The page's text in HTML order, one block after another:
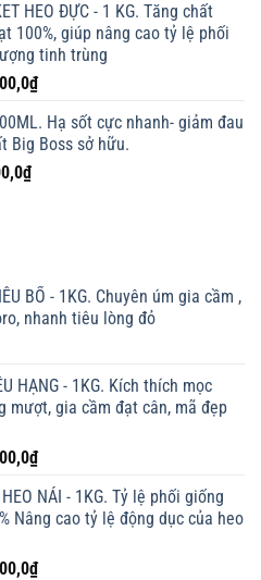
HEO ĐỰC - 1 KG. Tăng chất
100%, giúp nâng cao tỷ lệ phối
tinh trùng
₫Giá
tại
là:
Hạ sốt cực nhanh- giảm đau
Big Boss sở hữu.
₫Khoảng
98.000,0₫
BỔ - 1KG. Chuyên úm gia cầm ,
nhanh tiêu lòng đỏ
HẠNG - 1KG. Kích thích mọc
mượt, gia cầm đạt cân, mã đẹp
₫Giá
tại
là:
HEO NÁI - 1KG. Tỷ lệ phối giống
Nâng cao tỷ lệ động dục của heo
₫Giá